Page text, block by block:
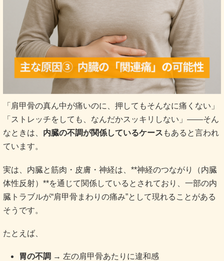
「肩甲骨の真ん中が痛いのに、押してもそんなに痛くない」
「ストレッチをしても、なんだかスッキリしない」――そん
なときは、 内臓の不調が関係しているケース もあると言われ
ています。
実は、内臓と筋肉・皮膚・神経は、**神経のつながり（内臓
体性反射）**を通じて関係しているとされており、一部の内
臓トラブルが“肩甲骨まわりの痛み”として現れることがある
そうです。
たとえば、
胃の不調 → 左の肩甲骨あたりに違和感